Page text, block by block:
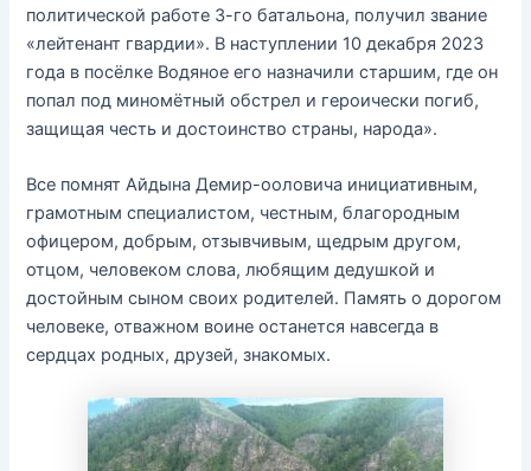
политической работе 3-го батальона, получил звание
«лейтенант гвардии». В наступлении 10 декабря 2023
года в посёлке Водяное его назначили старшим, где он
попал под миномётный обстрел и героически погиб,
защищая честь и достоинство страны, народа».
Все помнят Айдына Демир-ооловича инициативным,
грамотным специалистом, честным, благородным
офицером, добрым, отзывчивым, щедрым другом,
отцом, человеком слова, любящим дедушкой и
достойным сыном своих родителей. Память о дорогом
человеке, отважном воине останется навсегда в
сердцах родных, друзей, знакомых.